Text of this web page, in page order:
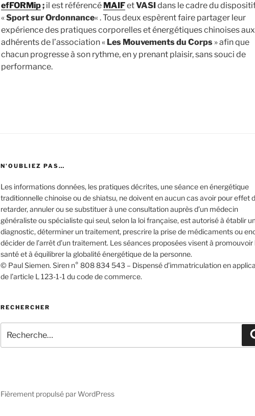
efFORMip;il est référencé MAIFetVASI dans le cadre du
«Sport sur Ordonnance« . Tous deux espèrent faire partager leur
expérience des pratiques corporelles et énergétiques chinoises aux
adhérents de l’association « Les Mouvements du Corps» afin que
chacun progresse à son rythme, en y prenant plaisir, sans souci de
performance.
N’OUBLIEZ PAS…
Les informations données, les pratiques décrites, une séance en énergétique
traditionnelle chinoise ou de shiatsu, ne doivent en aucun cas avoir pour effet
retarder, annuler ou se substituer à une consultation auprès d’un médecin
généraliste ou spécialiste qui seul, selon la loi française, est autorisé à établir
diagnostic, déterminer un traitement, prescrire la prise de médicaments ou
décider de l’arrêt d’un traitement. Les séances proposées visent à promouvoir
santé et à équilibrer la globalité énergétique de la personne.
© Paul Siemen. Siren n° 808 834 543 – Dispensé d’immatriculation en
de l’article L 123-1-1 du code de commerce.
RECHERCHER
pour
:
Fièrement propulsé par WordPress